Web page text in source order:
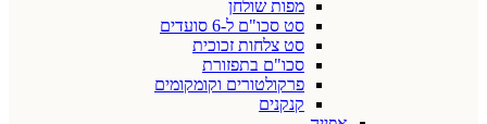
מפות שולחן
סט סכו"ם ל-6 סועדים
סט צלחות זכוכית
סכו"ם בתפזורת
פרקולטורים וקומקומים
קנקנים